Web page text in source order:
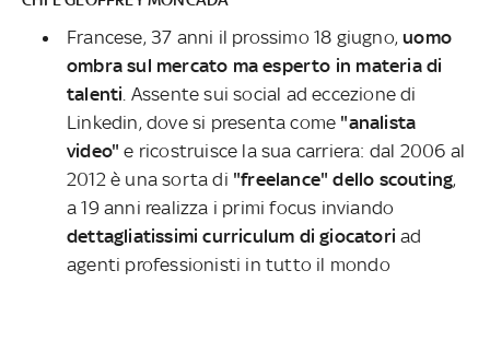
Francese, 37 anni il prossimo 18 giugno,uomo
ombra sul mercato ma esperto in materia di
talenti . Assente sui social ad eccezione di
Linkedin, dove si presenta come "analista
video" e ricostruisce la sua carriera: dal 2006 al
2012 è una sorta di "freelance" dello scouting,
a 19 anni realizza i primi focus inviando
dettagliatissimi curriculum di giocatori ad
agenti professionisti in tutto il mondo